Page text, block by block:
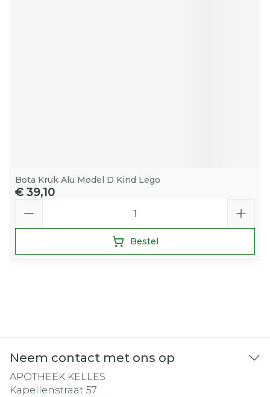
Bota Kruk Alu Model D Kind Lego
€ 39,10
Bestel
Neem contact met ons op
APOTHEEK KELLES
Kapellenstraat 57